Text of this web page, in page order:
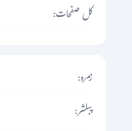
کل صفحات:
زمرہ:
پبلشر: